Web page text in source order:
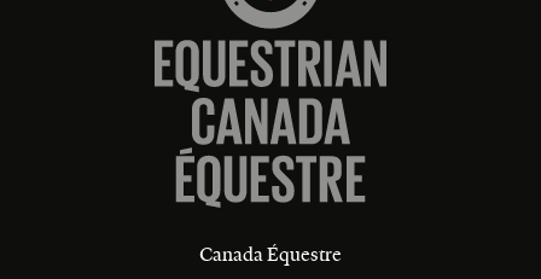
Canada Équestre